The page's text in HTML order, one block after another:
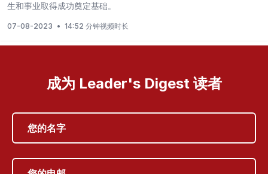
生和事业取得成功奠定基础。
07-08-2023 • 14:52 分钟视频时长
成为 Leader's Digest 读者